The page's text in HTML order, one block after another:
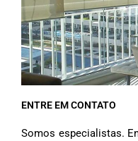
ENTRE EM CONTATO
Somos especialistas.